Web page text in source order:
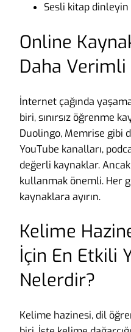
Sesli kitap dinleyin
Online
Daha
İnternet çağında
biri, sınırsız öğrenme
Duolingo, Memrise gibi
YouTube kanalları,
değerli kaynaklar.
kullanmak önemli. Her
kaynaklara ayırın.
Kelime
İçin En Etkili
Nelerdir?
Kelime hazinesi, dil